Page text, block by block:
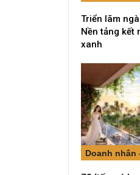
Triển lãm
Nền tảng kết
xanh